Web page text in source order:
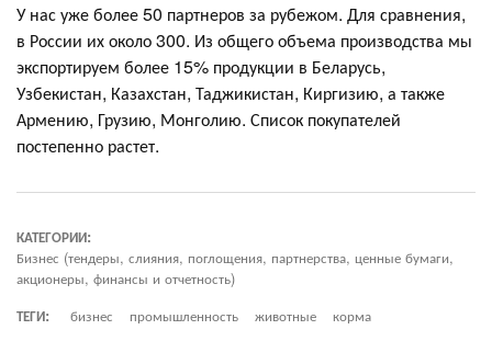
У нас уже более 50 партнеров за рубежом. Для сравнения,
в России их около 300. Из общего объема производства мы
экспортируем более 15% продукции в Беларусь,
Узбекистан, Казахстан, Таджикистан, Киргизию, а также
Армению, Грузию, Монголию. Список покупателей
постепенно растет.
КАТЕГОРИИ:
Бизнес (тендеры, слияния, поглощения, партнерства, ценные бумаги,
акционеры, финансы и отчетность)
ТЕГИ:
бизнес промышленность животные корма